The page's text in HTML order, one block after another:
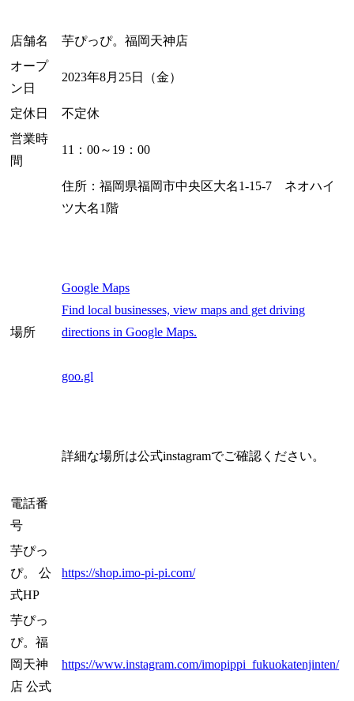
店舗名
芋ぴっぴ。福岡天神店
オープ
ン日
2023年8月25日（金）
定休日
不定休
営業時
間
11：00～19：00
場所
住所：福岡県福岡市中央区大名1-15-7 ネオハイ
ツ大名1階
Google Maps
Find local businesses, view maps and get driving
directions in Google Maps.
goo.gl
詳細な場所は公式instagramでご確認ください。
電話番
号
芋ぴっ
ぴ。 公
式HP
https://shop.imo-pi-pi.com/
芋ぴっ
ぴ。福
岡天神
店 公式
https://www.instagram.com/imopippi_fukuokatenjinten/